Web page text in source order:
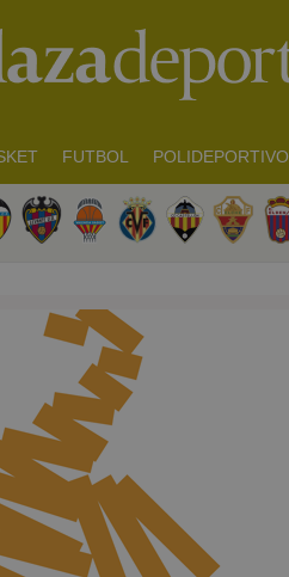
FUTBOL POLIDEPORTIVO